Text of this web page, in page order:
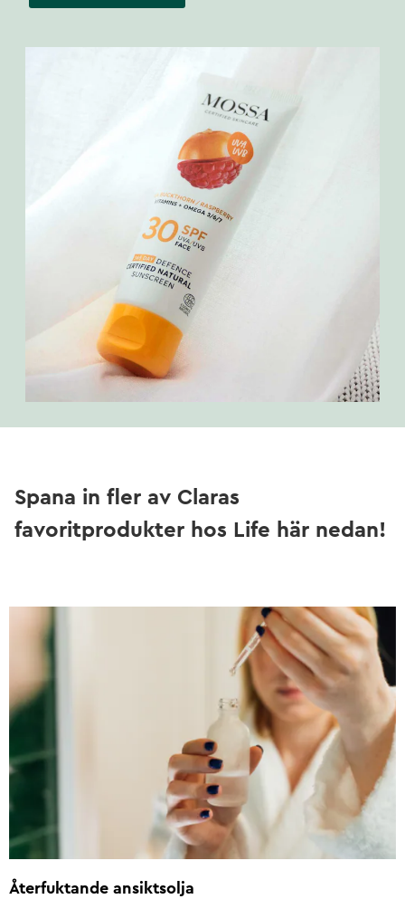
Spana in fler av Claras
favoritprodukter hos Life här nedan!
Återfuktande ansiktsolja